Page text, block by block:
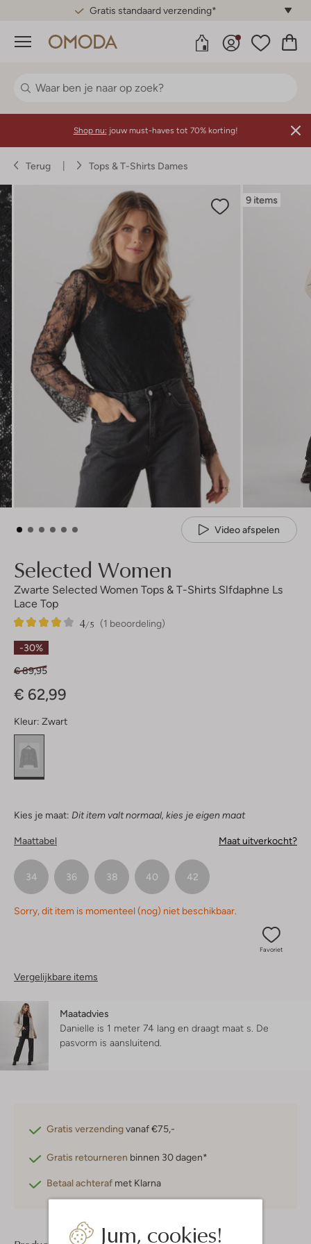
Gratis standaard verzending*
Menu
Jum, cookies!
Shop nu: jouw must-haves tot 70% korting!
Terug Tops & T-Shirts Dames
9 items
Video afspelen
Selected Women
Zwarte Selected Women Tops & T-Shirts Slfdaphne Ls
Lace Top
(1 beoordeling)
4/5
1
4
Sterren
-30%
€ 89,95
€ 62,99
Kleur: Zwart
Kies je maat: Dit item valt normaal, kies je eigen maat
Maattabel Maat uitverkocht?
34 36 38 40 42
Sorry, dit item is momenteel (nog) niet beschikbaar.
Favoriet
Vergelijkbare items
Maatadvies
Danielle is 1 meter 74 lang en draagt maat s. De
pasvorm is aansluitend
Gratis verzendingvanaf €75,-
Gratis retourneren binnen 30 dagen*
Betaal achteraf met Klarna